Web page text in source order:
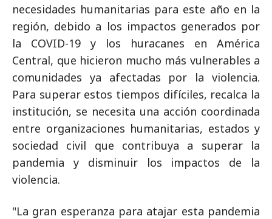
necesidades humanitarias para este año en la
región, debido a los impactos generados por
la COVID-19 y los huracanes en América
Central, que hicieron mucho más vulnerables a
comunidades ya afectadas por la violencia.
Para superar estos tiempos difíciles, recalca la
institución, se necesita una acción coordinada
entre organizaciones humanitarias, estados y
sociedad civil que contribuya a superar la
pandemia y disminuir los impactos de la
violencia.
"La gran esperanza para atajar esta pandemia